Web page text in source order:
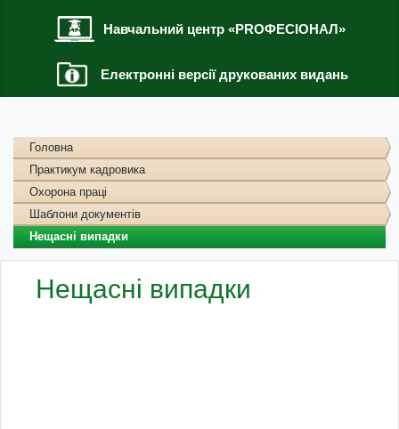
Навчальний центр «PROФЕСІОНАЛ»
Електронні версії друкованих видань
Головна
Практикум кадровика
Охорона праці
Шаблони документів
Нещасні випадки
Нещасні випадки